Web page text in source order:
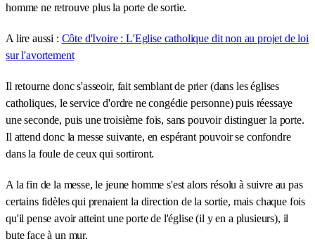
homme ne retrouve plus la porte de sortie.
A lire aussi : Côte d'Ivoire : L'Eglise catholique dit non au projet de loi
sur l'avortement
Il retourne donc s'asseoir, fait semblant de prier (dans les églises
catholiques, le service d'ordre ne congédie personne) puis réessaye
une seconde, puis une troisième fois, sans pouvoir distinguer la porte.
Il attend donc la messe suivante, en espérant pouvoir se confondre
dans la foule de ceux qui sortiront.
A la fin de la messe, le jeune homme s'est alors résolu à suivre au pas
certains fidèles qui prenaient la direction de la sortie, mais chaque fois
qu'il pense avoir atteint une porte de l'église (il y en a plusieurs), il
bute face à un mur.